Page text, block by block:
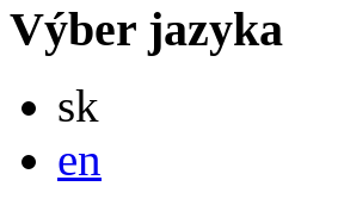
Výber jazyka
sk
en